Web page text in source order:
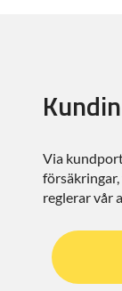
Via
reglerar vår